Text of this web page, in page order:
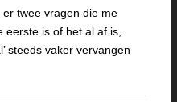
twee vragen die me
eerste is of het al af is,
steeds vaker vervangen